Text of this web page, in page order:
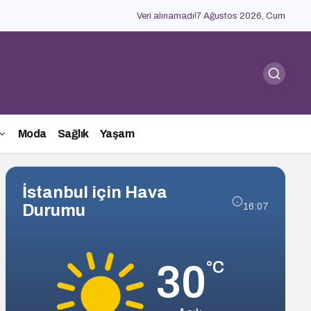
Veri alınamadı!7 Ağustos 2026, Cum
Moda Sağlık Yaşam
İstanbul için Hava
Durumu
16:07
30°C